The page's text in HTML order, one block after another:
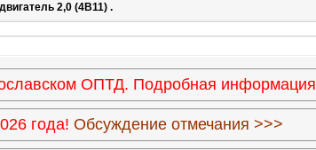
2,0 (4B11) .
ОПТД. Подробная информация
года! Обсуждение отмечания >>>